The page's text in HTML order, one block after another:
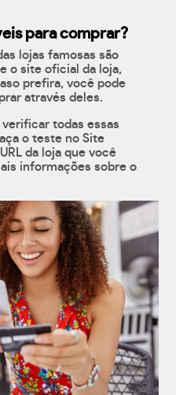
para comprar?
lojas famosas são
o site oficial da loja,
prefira, você pode
através deles.
todas essas
o teste no Site
da loja que você
informações sobre o